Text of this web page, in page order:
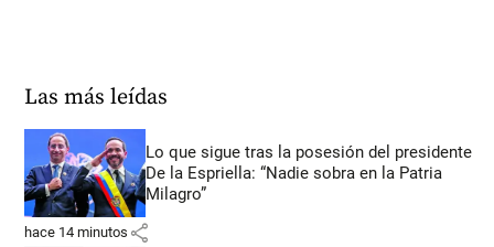
Las más leídas
Lo que sigue tras la posesión del presidente
De la Espriella: “Nadie sobra en la Patria
Milagro”
hace 14 minutos share